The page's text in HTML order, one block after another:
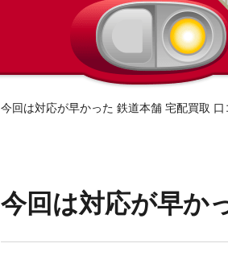
今回は対応が早かった 鉄道本舗 宅配買取 口
今回は対応が早か